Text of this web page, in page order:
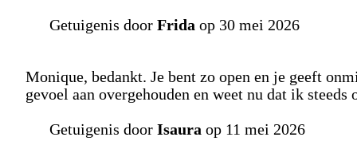
Getuigenis door Frida op 30 mei 2026
Monique, bedankt. Je bent zo open en je geeft
gevoel aan overgehouden en weet nu dat ik
Getuigenis door Isaura op 11 mei 2026